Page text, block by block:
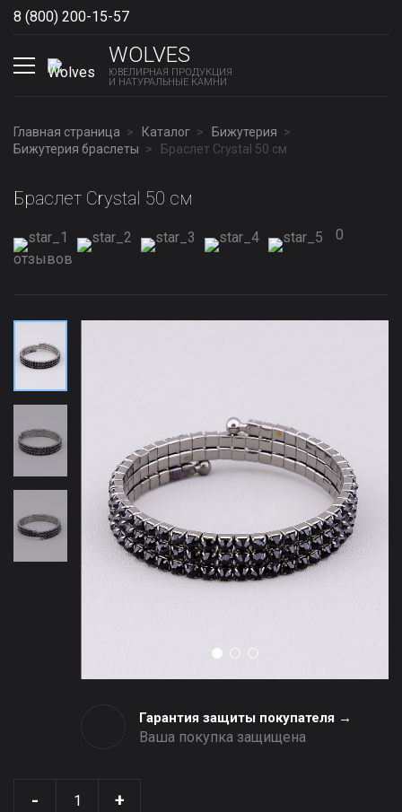
8 (800) 200-15-57
WOLVES
ЮВЕЛИРНАЯ ПРОДУКЦИЯ
И НАТУРАЛЬНЫЕ КАМНИ
Главная страница Каталог
Бижутерия
Бижутерия браслеты
Браслет Сrystal 50 см
Браслет Сrystal 50 см
0
отзывов
Гарантия защиты покупателя →
Ваша покупка защищена
- +